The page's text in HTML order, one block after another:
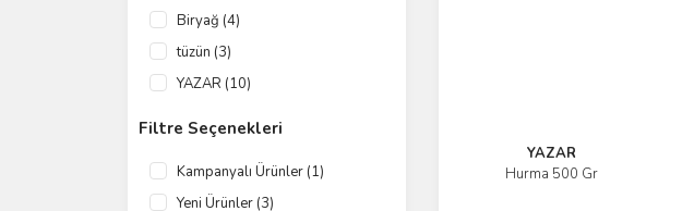
Biryağ (4)
tüzün (3)
YAZAR (10)
Filtre Seçenekleri
Kampanyalı Ürünler (1)
Yeni Ürünler (3)
YAZAR
Hurma 500 Gr
İncele